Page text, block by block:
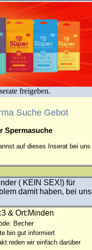
freigeben.
Suche Gebot
Spermasuche
auf dieses Inserat bei uns
( KEIN SEX!) für
damit haben, bei uns
& Ort:Minden
Becher
gut informiert
wir einfach darüber